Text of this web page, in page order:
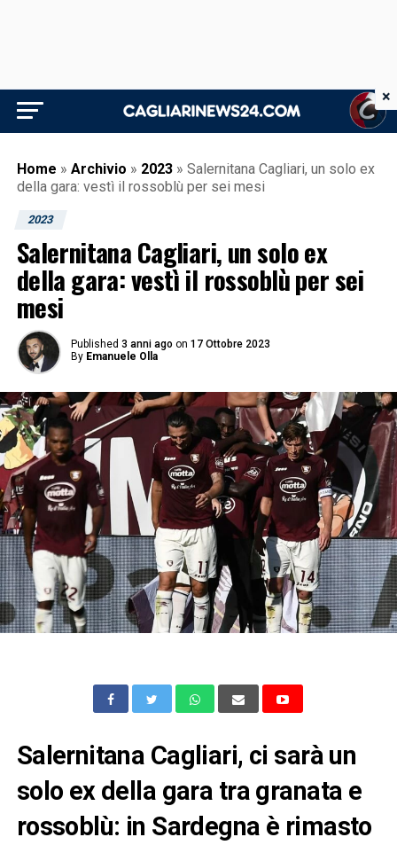
Home » Archivio » 2023 » Salernitana Cagliari, un solo ex
della gara: vestì il rossoblù per sei mesi
2023
Salernitana Cagliari, un solo ex
della gara: vestì il rossoblù per sei
mesi
Published 3 anni ago on 17 Ottobre 2023
By Emanuele Olla
Salernitana Cagliari, ci sarà un
solo ex della gara tra granata e
rossoblù: in Sardegna è rimasto
×